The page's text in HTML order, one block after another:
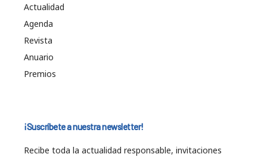
Actualidad
Agenda
Revista
Anuario
Premios
¡Suscríbete a nuestra newsletter!
Recibe toda la actualidad responsable, invitaciones